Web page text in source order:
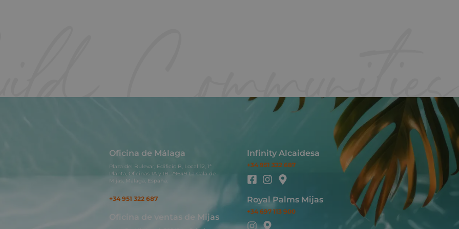
Oficina de Málaga
Plaza del Bulevar, Edificio B, Local 12, 1ª
Planta, Oficinas 1A y 1B. 29649 La Cala de
Mijas, Málaga, España.
+34 951 322 687
Oficina de ventas de Mijas
Infinity Alcaidesa
+34 951 322 687
Royal Palms Mijas
+34 697 113 900